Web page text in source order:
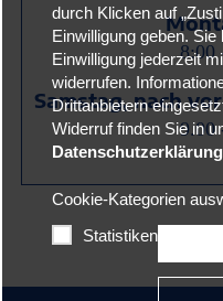
8:00
Samstag, nach
9.00
durch Klicken auf
Einwilligung geben.
Einwilligung jederzeit
widerrufen.
Drittanbietern
Widerruf finden Sie in
Cookie-Kategorien
Statistiken